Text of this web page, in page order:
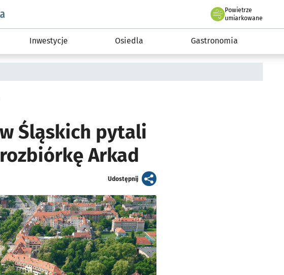
Dla mieszkańca
Powietrze
we Wrocławiu
umiarkowane
Inwestycje Osiedla Gastronomia
Śląskich pytali
Arkad
Udostępnijartykuł